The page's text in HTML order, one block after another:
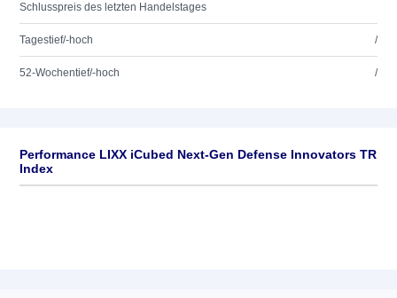
Schlusspreis des letzten Handelstages
Tagestief/-hoch /
52-Wochentief/-hoch /
Performance LIXX iCubed Next-Gen Defense Innovators TR
Index